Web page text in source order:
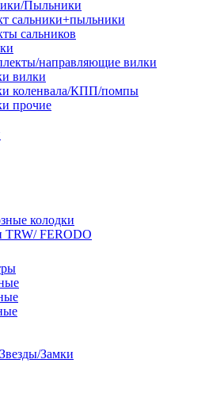
Пыльники
сальники+пыльники
сальников
направляющие вилки
вилки
коленвала/КПП/помпы
прочие
колодки
TRW/ FERODO
Замки